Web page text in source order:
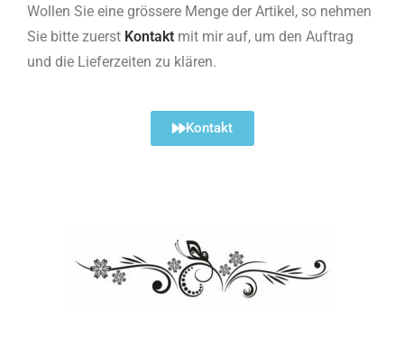
Wollen Sie eine grössere Menge der Artikel, so nehmen
Sie bitte zuerst Kontakt mit mir auf, um den Auftrag
und die Lieferzeiten zu klären.
Kontakt